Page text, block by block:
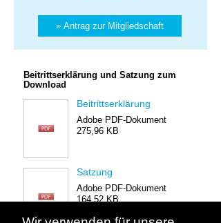
» Antrag zur Mitgliedschaft
Beitrittserklärung und Satzung zum
Download
Beitrittserklärung
Adobe PDF-Dokument
275,96 KB
Satzung
Adobe PDF-Dokument
164,52 KB